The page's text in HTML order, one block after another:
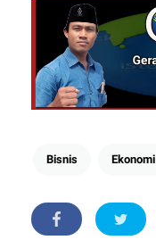
Bisnis Ekonomi